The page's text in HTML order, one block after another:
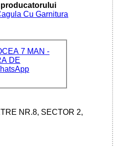
producatorului
Cu Garnitura
NR.8, SECTOR 2,